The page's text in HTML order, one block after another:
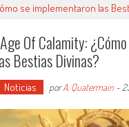
se implementaron las
Of Calamity:
Bestias Divinas?
Noticias porA. Quatermain-